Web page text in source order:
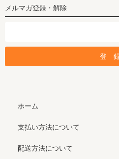
メルマガ登録・解除
ホーム
支払い方法について
配送方法について